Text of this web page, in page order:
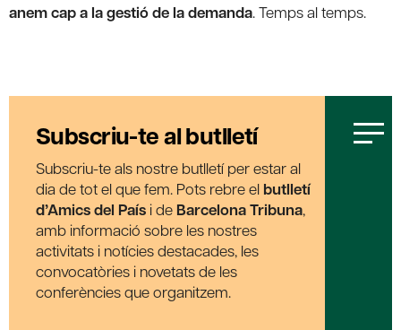
anem cap a la gestió de la demanda. Temps al temps.
Subscriu-te al butlletí
Subscriu-te als nostre butlletí per estar al
dia de tot el que fem. Pots rebre el butlletí
d’Amics del País i de Barcelona Tribuna,
amb informació sobre les nostres
activitats i notícies destacades, les
convocatòries i novetats de les
conferències que organitzem.